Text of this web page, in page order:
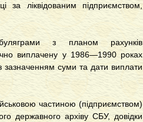
за ліквідованим підприємством,
з планом рахунків
виплачену у 1986—1990 роках
зазначенням суми та дати виплати
частиною (підприємством)
державного архіву CБУ, довідки